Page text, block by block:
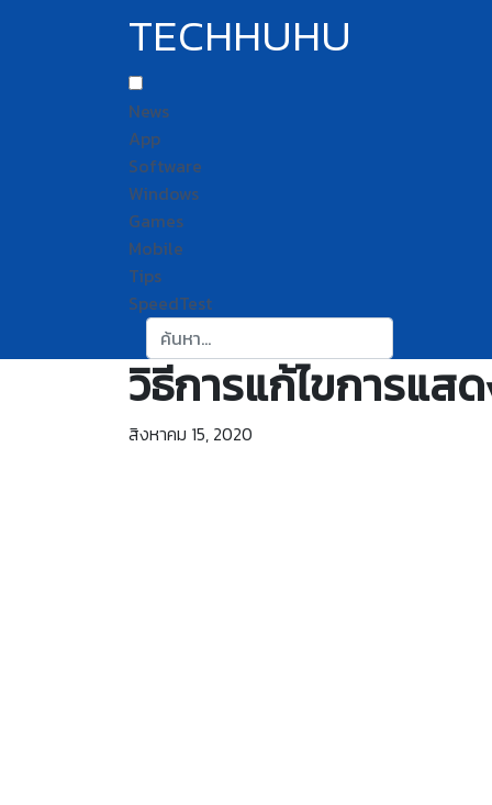
TECHHUHU
News
App
Software
Windows
Games
Mobile
Tips
SpeedTest
ค้นหา:
วิธีการแก้ไขการแส
สิงหาคม 15, 2020